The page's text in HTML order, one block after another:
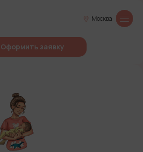
Москва
Оформить заявку